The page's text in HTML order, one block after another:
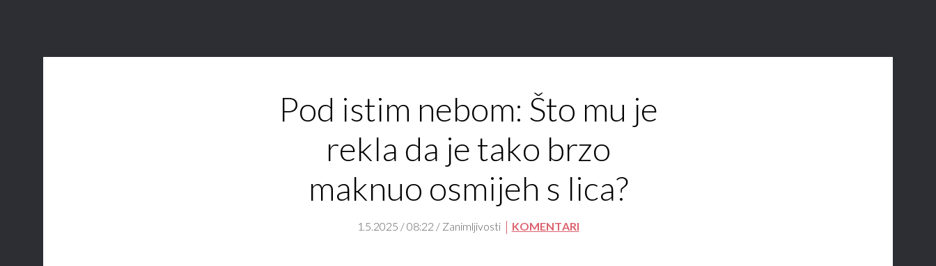
Pod istim nebom: Što mu je
rekla da je tako brzo
maknuo osmijeh s lica?
1.5.2025 / 08:22 / Zanimljivosti KOMENTARI